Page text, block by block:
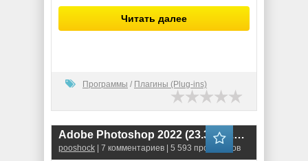
Читать далее
Программы / Плагины (Plug-ins)
Adobe Photoshop 2022 (23.3.1.426) RePack
pooshock | 7 комментариев | 5 593 просмотров